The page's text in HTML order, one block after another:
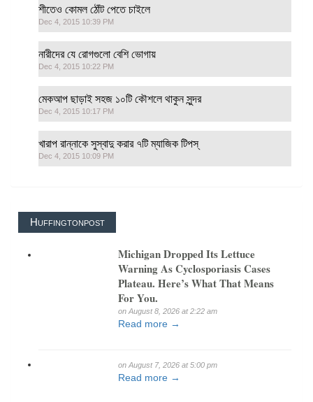
শীতেও কোমল ঠোঁট পেতে চাইলে
Dec 4, 2015 10:39 PM
নারীদের যে রোগগুলো বেশি ভোগায়
Dec 4, 2015 10:22 PM
মেকআপ ছাড়াই সহজ ১০টি কৌশলে থাকুন সুন্দর
Dec 4, 2015 10:17 PM
খারাপ রান্নাকে সুস্বাদু করার ৭টি ম্যাজিক টিপস্‌
Dec 4, 2015 10:09 PM
Huffingtonpost
Michigan Dropped Its Lettuce
Warning As Cyclosporiasis Cases
Plateau. Here’s What That Means
For You.
on August 8, 2026 at 2:22 am
Read more →
on August 7, 2026 at 5:00 pm
Read more →